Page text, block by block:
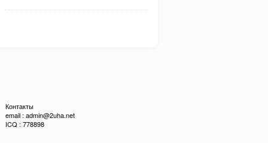
Контакты
email : admin@2uha.net
ICQ : 778898